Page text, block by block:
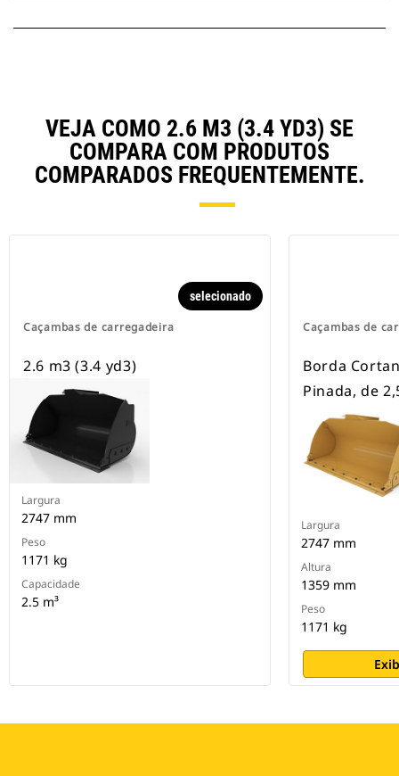
VEJA COMO 2.6 M3 (3.4 YD3) SE
COMPARA COM PRODUTOS
COMPARADOS FREQUENTEMENTE.
Caçambas de carregadeira
selecionado
2.6 m3 (3.4 yd3)
Largura
2747 mm
Peso
1171 kg
Capacidade
2.5 m³
Caçambas de
Borda
Pinada, de
Largura
2747 mm
Altura
1359 mm
Peso
1171 kg